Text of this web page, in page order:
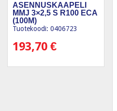
ASENNUSKAAPELI
MMJ 3×2,5 S R100 ECA
(100M)
Tuotekoodi: 0406723
193,70 €